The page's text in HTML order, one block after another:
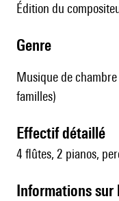
édition du
genre
Musique de
familles)
effectif détaillé
4 flûtes, 2 pianos,
informations